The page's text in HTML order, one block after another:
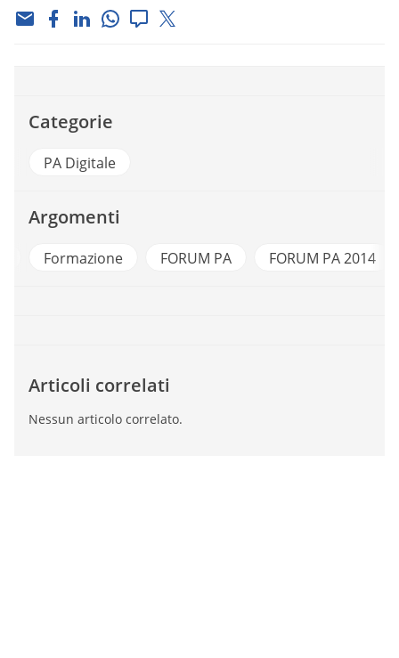
Categorie
PA Digitale
Argomenti
Formazione FORUM PA FORUM PA 2014
Articoli correlati
Nessun articolo correlato.